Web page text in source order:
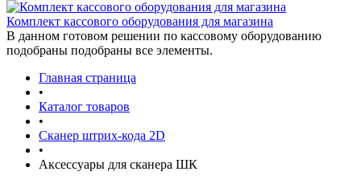
Комплект кассового оборудования для магазина
В данном готовом решении по кассовому оборудованию
подобраны подобраны все элементы.
Главная страница
•
Каталог товаров
•
Сканер штрих-кода 2D
•
Аксессуары для сканера ШК